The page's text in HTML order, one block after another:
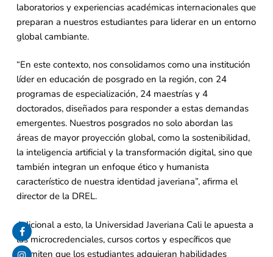
laboratorios y experiencias académicas internacionales que
preparan a nuestros estudiantes para liderar en un entorno
global cambiante.
“En este contexto, nos consolidamos como una institución
líder en educación de posgrado en la región, con 24
programas de especialización, 24 maestrías y 4
doctorados, diseñados para responder a estas demandas
emergentes. Nuestros posgrados no solo abordan las
áreas de mayor proyección global, como la sostenibilidad,
la inteligencia artificial y la transformación digital, sino que
también integran un enfoque ético y humanista
característico de nuestra identidad javeriana”, afirma el
director de la DREL.
Adicional a esto, la Universidad Javeriana Cali le apuesta a
las microcredenciales, cursos cortos y específicos que
permiten que los estudiantes adquieran habilidades